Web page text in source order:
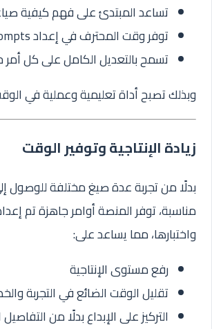
تساعد المبتدئ على فهم كيفية
توفر وقت المحترف في إعداد prompts معقدة
تسمح بالتعديل الكامل على كل
وبذلك تصبح أداة تعليمية وعملية في
زيادة الإنتاجية وتوفير الوقت
بدلًا من تجربة عدة صيغ مختلفة للوصول
مناسبة، توفر المنصة أوامر جاهزة تم
واختبارها، مما يساعد على:
رفع مستوى الإنتاجية
تقليل الوقت الضائع في التجربة
التركيز على الإبداع بدلًا من التفاصيل